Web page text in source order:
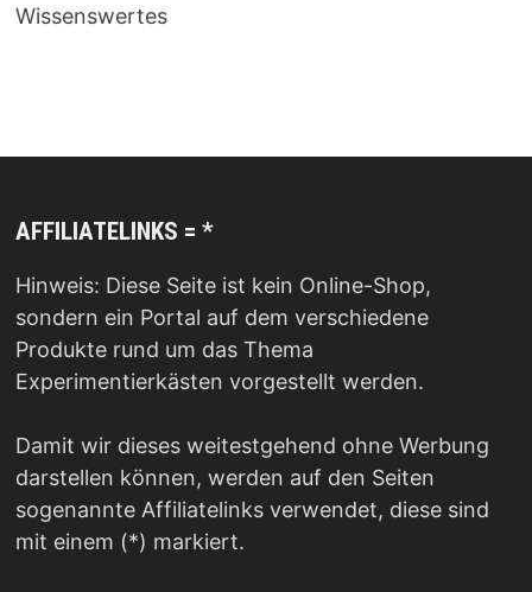
Wissenswertes
AFFILIATELINKS = *
Hinweis: Diese Seite ist kein Online-Shop,
sondern ein Portal auf dem verschiedene
Produkte rund um das Thema
Experimentierkästen vorgestellt werden.
Damit wir dieses weitestgehend ohne Werbung
darstellen können, werden auf den Seiten
sogenannte Affiliatelinks verwendet, diese sind
mit einem (*) markiert.